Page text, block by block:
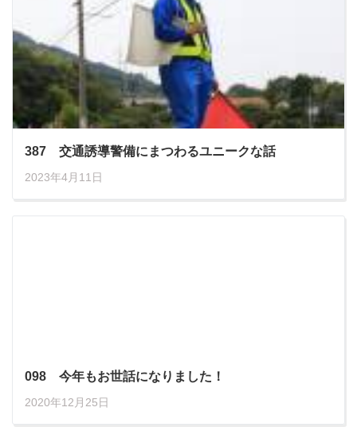
387 交通誘導警備にまつわるユニークな話
2023年4月11日
098 今年もお世話になりました！
2020年12月25日